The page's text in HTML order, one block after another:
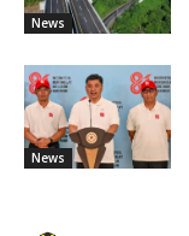
News
News